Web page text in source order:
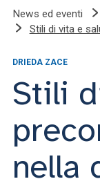
News ed eventi
Stili di vita e
DRIEDA ZACE
Stili
nella